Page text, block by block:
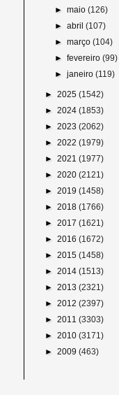
►maio(126)
►abril(107)
►março(104)
►fevereiro(99)
►janeiro(119)
► 2025 (1542)
► 2024 (1853)
► 2023 (2062)
► 2022 (1979)
► 2021 (1977)
► 2020 (2121)
► 2019 (1458)
► 2018 (1766)
► 2017 (1621)
► 2016 (1672)
► 2015 (1458)
► 2014 (1513)
► 2013 (2321)
► 2012 (2397)
► 2011 (3303)
► 2010 (3171)
► 2009 (463)